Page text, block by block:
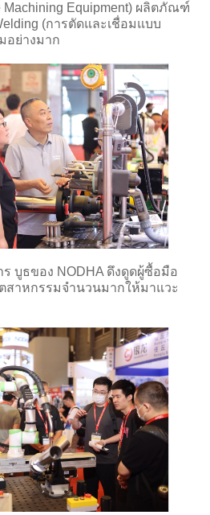
Machining Equipment) ผลิตภัณฑ์
(การตัดและเชื่อมแบบ
อย่างมาก
บูธของ NODHA ดึงดูดผู้ซื้อมือ
สาหกรรมจำนวนมากให้มาแวะ